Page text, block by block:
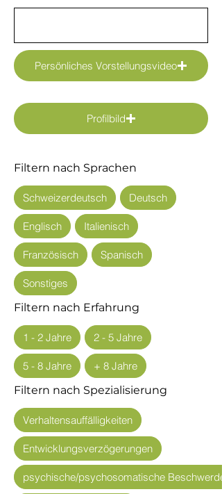
Persönliches Vorstellungsvideo
Profilbild
Filtern nach Sprachen
Schweizerdeutsch Deutsch
Englisch Italienisch
Französisch Spanisch
Sonstiges
Filtern nach Erfahrung
1 - 2 Jahre 2 - 5 Jahre
5 - 8 Jahre
+ 8 Jahre
Filtern nach Spezialisierung
Verhaltensauffälligkeiten
Entwicklungsverzögerungen
psychische/psychosomatische